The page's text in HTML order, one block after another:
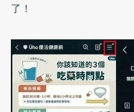
了！